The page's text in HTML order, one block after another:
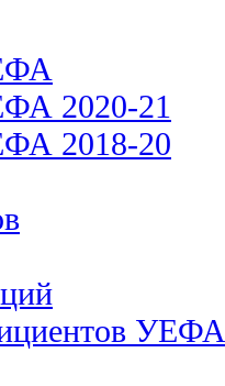
2020-21
2018-20
УЕФА